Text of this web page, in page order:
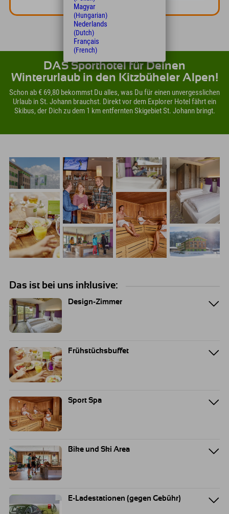
DAS Sporthotel für Deinen
Winterurlaub in den Kitzbüheler Alpen!
Schon ab € 69,80 bekommst Du alles, was Du für einen unvergesslichen
Urlaub in St. Johann brauchst. Direkt vor dem Explorer Hotel fährt ein
Skibus, der Dich zu dem 1 km entfernten Skigebiet St. Johann bringt.
Das ist bei uns inklusive:
Design-Zimmer
Frühstücksbuffet
Sport Spa
Bike und Ski Area
E-Ladestationen (gegen Gebühr)
Magyar
(Hungarian)
Nederlands
(Dutch)
Français
(French)